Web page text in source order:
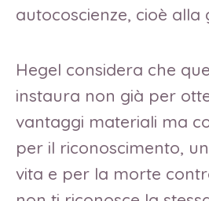
autocoscienze, cioè alla
Hegel considera che
instaura non già per
vantaggi materiali ma
per il riconoscimento,
vita e per la morte